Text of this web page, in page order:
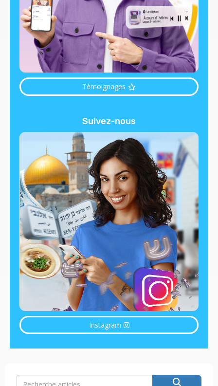
Témoignages
Suivez-nous
Instagram